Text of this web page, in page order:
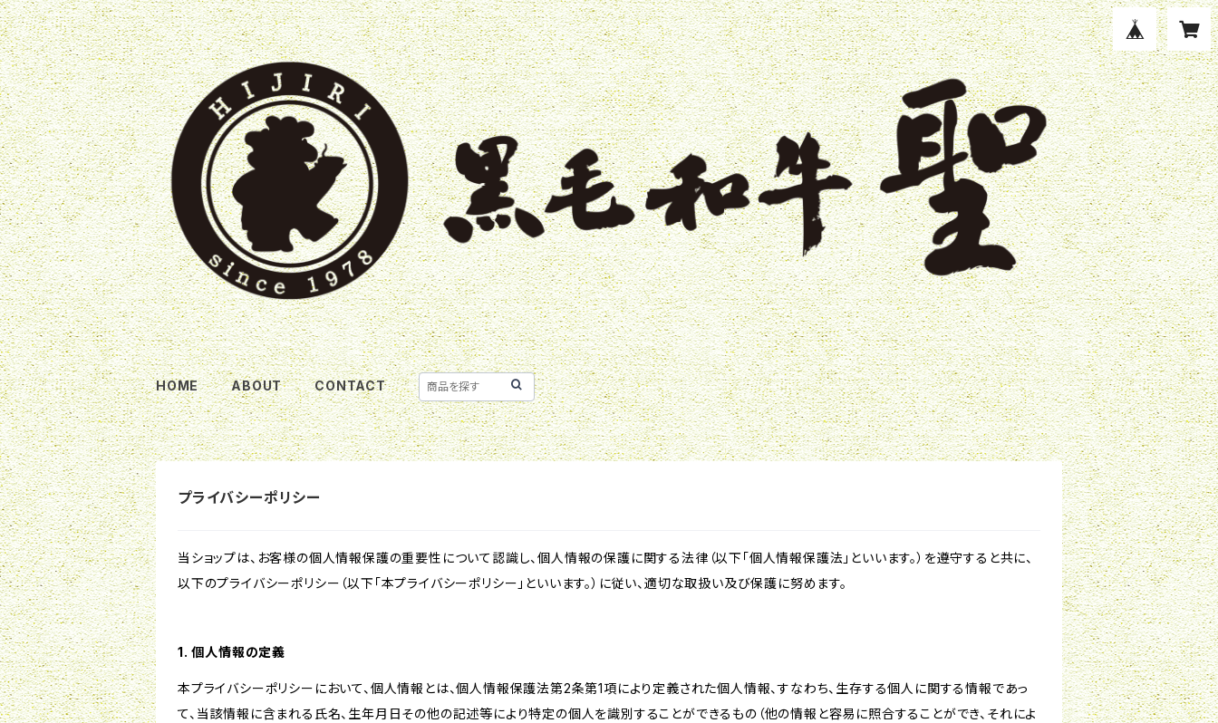
HOME ABOUT CONTACT
プライバシーポリシー
当ショップは、お客様の個人情報保護の重要性について認識し、個人情報の保護に関する法律（以下「個人情報保護法」といいます。）を遵守すると共に、
以下のプライバシーポリシー（以下「本プライバシーポリシー」といいます。）に従い、適切な取扱い及び保護に努めます。
1. 個人情報の定義
本プライバシーポリシーにおいて、個人情報とは、個人情報保護法第2条第1項により定義された個人情報、すなわち、生存する個人に関する情報であっ
て、当該情報に含まれる氏名、生年月日その他の記述等により特定の個人を識別することができるもの（他の情報と容易に照合することができ、それによ